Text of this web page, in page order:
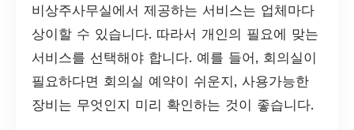
비상주사무실에서 제공하는 서비스는 업체마다
상이할 수 있습니다. 따라서 개인의 필요에 맞는
서비스를 선택해야 합니다. 예를 들어, 회의실이
필요하다면 회의실 예약이 쉬운지, 사용가능한
장비는 무엇인지 미리 확인하는 것이 좋습니다.